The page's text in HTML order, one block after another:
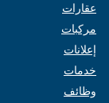
عقارات
مركبات
إعلانات
خدمات
وظائف